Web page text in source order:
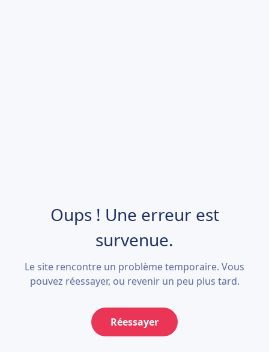
Oups ! Une erreur est
survenue.
Le site rencontre un problème temporaire. Vous
pouvez réessayer, ou revenir un peu plus tard.
Réessayer